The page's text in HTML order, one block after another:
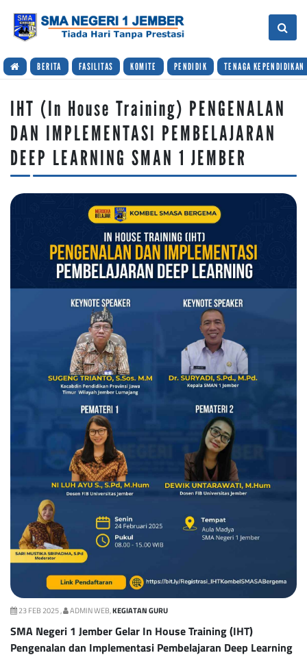
BERITA FASILITAS KOMITE PENDIDIK TENAGA KEPENDIDIKAN
IHT (In House Training) PENGENALAN
DAN IMPLEMENTASI PEMBELAJARAN
DEEP LEARNING SMAN 1 JEMBER
23 FEB 2025 , ADMIN WEB,KEGIATAN GURU
SMA Negeri 1 Jember Gelar In House Training (IHT)
Pengenalan dan Implementasi Pembelajaran Deep Learning